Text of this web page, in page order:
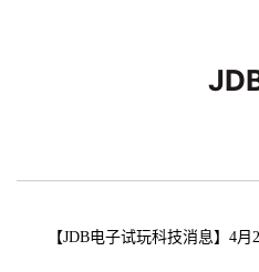
【JDB电子试玩科技消息】4月28